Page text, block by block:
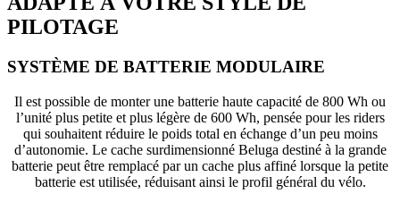
PILOTAGE
SYSTÈME DE BATTERIE MODULAIRE
Il est possible de monter une batterie haute capacité de 800 Wh ou
l’unité plus petite et plus légère de 600 Wh, pensée pour les riders
qui souhaitent réduire le poids total en échange d’un peu moins
d’autonomie. Le cache surdimensionné Beluga destiné à la grande
batterie peut être remplacé par un cache plus affiné lorsque la petite
batterie est utilisée, réduisant ainsi le profil général du vélo.